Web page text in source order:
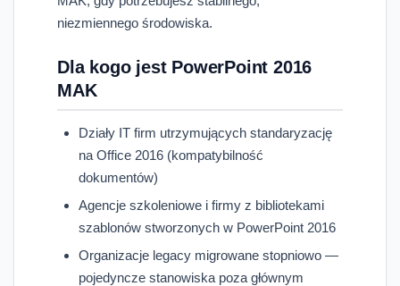
niezmiennego środowiska.
Dla kogo jest PowerPoint 2016
MAK
Działy IT firm utrzymujących standaryzację
na Office 2016 (kompatybilność
dokumentów)
Agencje szkoleniowe i firmy z bibliotekami
szablonów stworzonych w PowerPoint 2016
Organizacje legacy migrowane stopniowo —
pojedyncze stanowiska poza głównym